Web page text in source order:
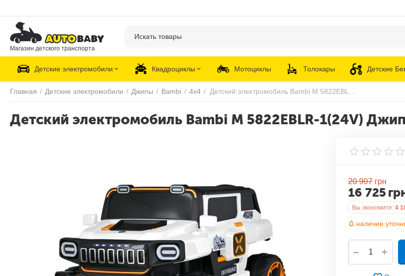
Магазин детского транспорта
Детские электромобили Квадроциклы Мотоциклы Толокары Детские
Главная / Детские электромобили / Джипы / Bambi / 4х4 /
Детский электромобиль Bambi M 5822EBLR-1(24V) Джип
20 907 грн
16 725
Вы экономите: 4
наличие
+
−